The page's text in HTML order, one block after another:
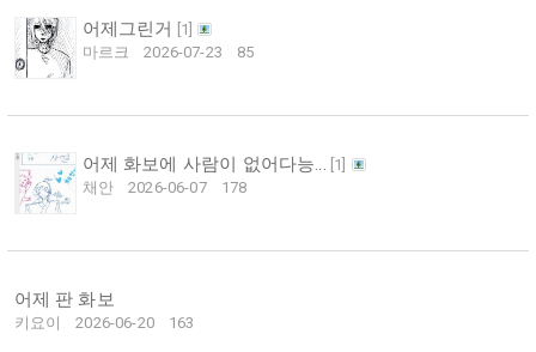
어제그린거 1
마르크
2026-07-23 85
어제 화보에 사람이 없어다능... 1
채안
2026-06-07 178
어제 판 화보
키요이 2026-06-20 163